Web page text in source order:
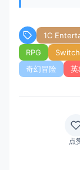
1C
RPG
奇幻冒险
英
点